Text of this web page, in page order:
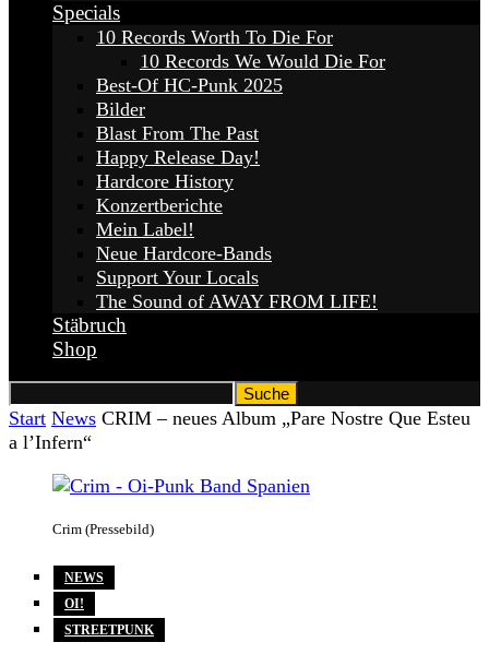
Specials
10 Records Worth To Die For
10 Records We Would Die For
Best-Of HC-Punk 2025
Bilder
Blast From The Past
Happy Release Day!
Hardcore History
Konzertberichte
Mein Label!
Neue Hardcore-Bands
Support Your Locals
The Sound of AWAY FROM LIFE!
Stäbruch
Shop
Start News CRIM – neues Album „Pare Nostre Que Esteu
a l’Infern“
Crim (Pressebild)
NEWS
OI!
STREETPUNK